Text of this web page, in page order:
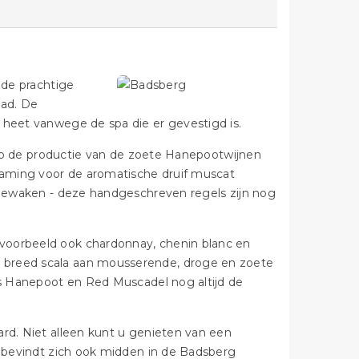
prachtige
De
vanwege de spa die er gevestigd is.
de productie van de zoete Hanepootwijnen
voor de aromatische druif muscat
- deze handgeschreven regels zijn nog
ook chardonnay, chenin blanc en
scala aan mousserende, droge en zoete
en Red Muscadel nog altijd de
Niet alleen kunt u genieten van een
zich ook midden in de Badsberg